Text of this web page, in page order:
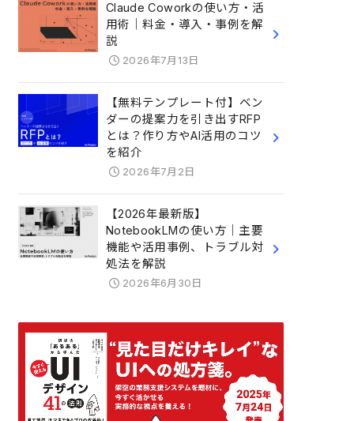
Claude Coworkの使い方・活
用術｜料金・導入・事例を解
説
2026年7月13日
【無料テンプレート付】ベン
ダーの提案力を引き出すRFP
とは？作り方やAI活用のコツ
を紹介
2026年7月2日
【2026年最新版】
NotebookLMの使い方｜主要
機能や活用事例、トラブル対
処法を解説
2026年6月30日